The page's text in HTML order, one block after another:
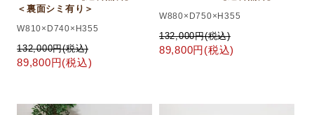
＜裏面シミ有り＞
W810×D740×H355
132,000円(税込)
89,800円(税込)
W880×D750×H355
132,000円(税込)
89,800円(税込)